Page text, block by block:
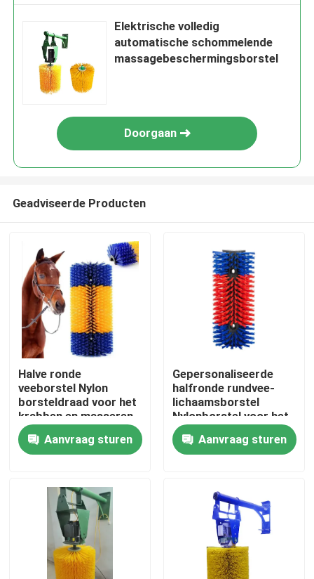
Thuis
Over ons
Fabrieksreis
Elektrische volledig
automatische schommelende
massagebeschermingsborstel
Doorgaan
Geadviseerde Producten
Halve ronde
veeborstel Nylon
borsteldraad voor het
krabben en masseren
van dieren
Aanvraag sturen
Gepersonaliseerde
halfronde rundvee-
lichaamsborstel
Nylonborstel voor het
krabben van runderen
en schapen
Aanvraag sturen